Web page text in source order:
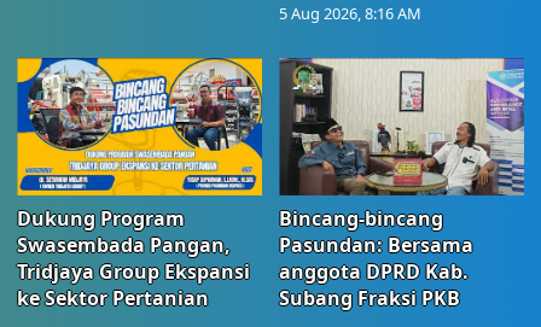
5 Aug 2026, 8:16 AM
Dukung Program
Swasembada Pangan,
Tridjaya Group Ekspansi
ke Sektor Pertanian
Bincang-bincang
Pasundan: Bersama
anggota DPRD Kab.
Subang Fraksi PKB